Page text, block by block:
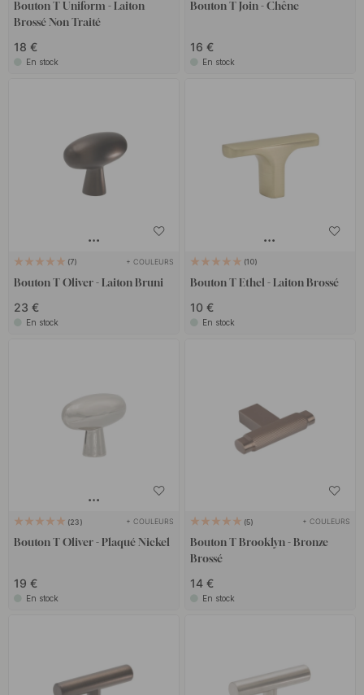
donne la liberté de jouer avec différentes formes et de créer un
look dynamique mais cohérent dans votre maison.
Bouton T Uniform - Laiton
Brossé Non Traité
18 €
En stock
Bouton T Join - Chêne
16 €
En stock
7 + COULEURS
Bouton T Oliver - Laiton Bruni
23 €
En stock
10
Bouton T Ethel - Laiton Brossé
10 €
En stock
23 + COULEURS
Bouton T Oliver - Plaqué Nickel
19 €
En stock
5 + COULEURS
Bouton T Brooklyn - Bronze
Brossé
14 €
En stock